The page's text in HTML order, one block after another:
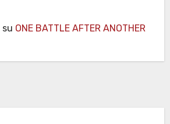
su ONE BATTLE AFTER ANOTHER